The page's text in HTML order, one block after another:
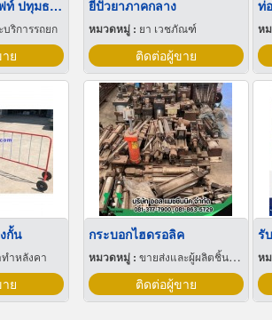
เช่ารถยกโฟล์คลิฟท์ ปทุมธานี
ริการรถยก
ย
กั้น
ำหลังคา
ย
ยี่ปั๊วยาภาคกลาง
หมวดหมู่ : ยา เวชภัณฑ์
ติดต่อผู้ขาย
ห
กระบอกไฮดรอลิค
หมวดหมู่ : ขายส่งและผู้ผลิตชิ้นส่วนและอะไหล่เครื่องจักรกล
ติดต่อผู้ขาย
ห